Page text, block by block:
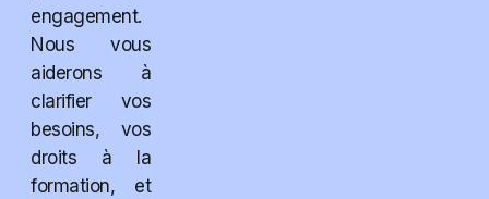
engagement.
Nous vous
aiderons à
clarifier vos
besoins, vos
droits à la
formation, et